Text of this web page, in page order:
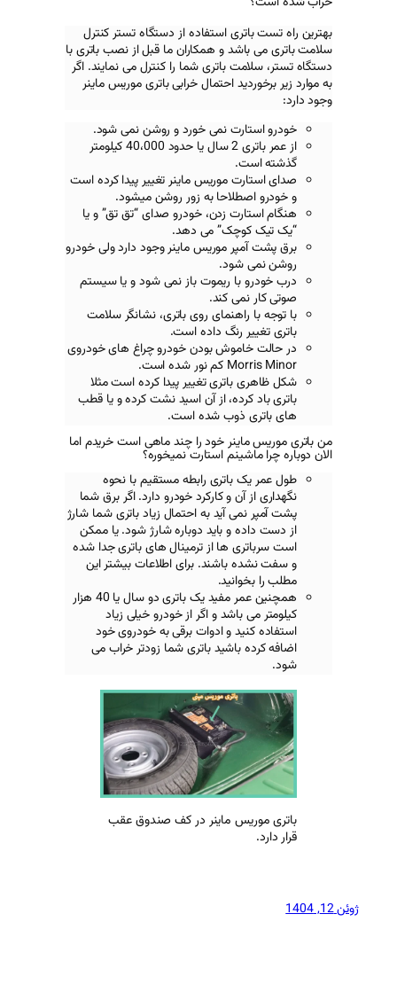
استفاده از دستگاه تستر کنترل
و همکاران ما قبل از نصب باتری با
باتری شما را کنترل می نمایند. اگر
احتمال خرابی باتریموریس ماینر
نمی خورد و روشن نمی شود.
از عمر باتری 2 سال یا حدود 40،000 کیلومتر
تغییر پیدا کرده است
به زور روشن میشود.
زدن، خودرو صدای “تق تق” و یا
وجود دارد ولی خودرو
ریموت باز نمی شود و یا سیستم
روی باتری، نشانگر سلامت
بودن خودرو چراغ های خودروی
کم نور شده است.
تغییر پیدا کرده است مثلا
از آن اسید نشت کرده و یا قطب
خود را چند ماهی است خریدم اما
استارت نمیخوره؟
رابطه مستقیم با نحوه
و کارکرد خودرو دارد. اگر برق شما
آید به احتمال زیاد باتری شما شارژ
و باید دوباره شارژ شود. یا ممکن
ها از ترمینال های باتری جدا شده
برای اطلاعات بیشتر این
همچنین عمر مفید یک باتری دو سال یا 40 هزار
و اگر از خودرو خیلی زیاد
و ادوات برقی به خودروی خود
باتری شما زودتر خراب می
ماینر در کف صندوق عقب